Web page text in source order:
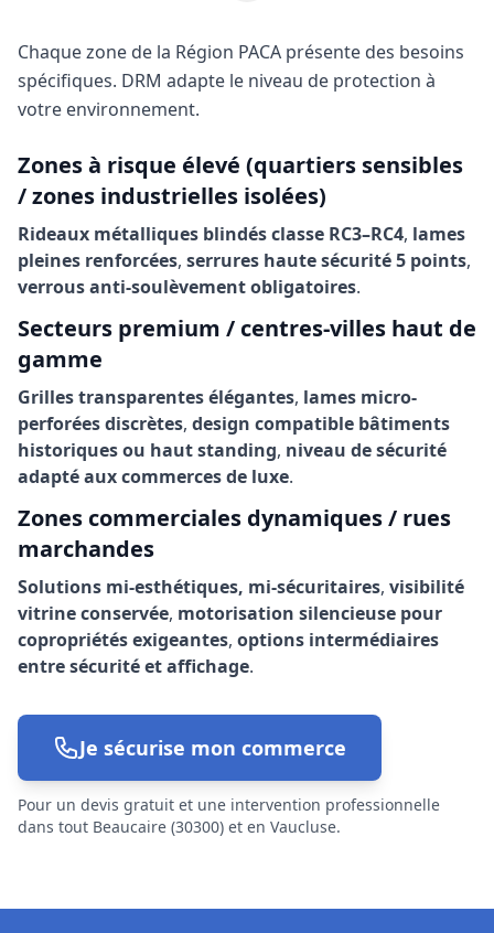
Chaque zone de la Région PACA présente des besoins
spécifiques. DRM adapte le niveau de protection à
votre environnement.
Zones à risque élevé (quartiers sensibles
/ zones industrielles isolées)
Rideaux métalliques blindés classe RC3–RC4, lames
pleines renforcées, serrures haute sécurité 5 points,
verrous anti-soulèvement obligatoires.
Secteurs premium / centres-villes haut de
gamme
Grilles transparentes élégantes, lames micro-
perforées discrètes, design compatible bâtiments
historiques ou haut standing, niveau de sécurité
adapté aux commerces de luxe.
Zones commerciales dynamiques / rues
marchandes
Solutions mi-esthétiques, mi-sécuritaires, visibilité
vitrine conservée, motorisation silencieuse pour
copropriétés exigeantes, options intermédiaires
entre sécurité et affichage.
Je sécurise mon commerce
Pour un devis gratuit et une intervention professionnelle
dans tout Beaucaire (30300) et en Vaucluse.